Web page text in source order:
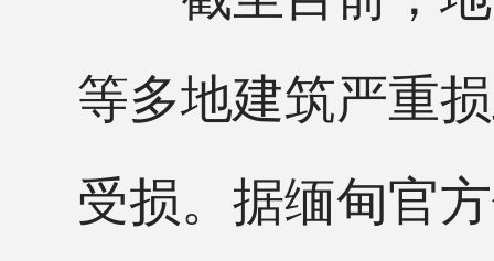
等多地建筑严重
受损。据缅甸官